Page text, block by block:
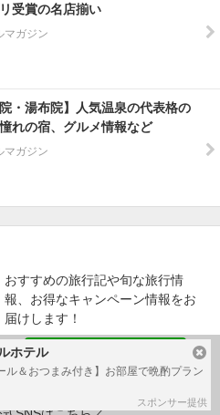
受賞の名店揃い
マガジン
院・湯布院】人気温泉の代表格の
れの宿、グルメ情報など
マガジン
おすすめの旅行記や旬な旅行情
報、お得なキャンペーン情報をお
届けします！
ホテル
ル＆おつまみ付き】お部屋で晩酌プラン
スポンサー提供